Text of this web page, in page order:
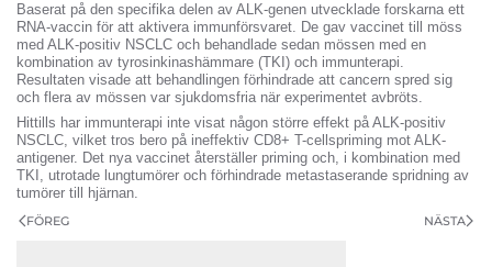
Baserat på den specifika delen av ALK-genen utvecklade forskarna ett
RNA-vaccin för att aktivera immunförsvaret. De gav vaccinet till möss
med ALK-positiv NSCLC och behandlade sedan mössen med en
kombination av tyrosinkinashämmare (TKI) och immunterapi.
Resultaten visade att behandlingen förhindrade att cancern spred sig
och flera av mössen var sjukdomsfria när experimentet avbröts.
Hittills har immunterapi inte visat någon större effekt på ALK-positiv
NSCLC, vilket tros bero på ineffektiv CD8+ T-cellspriming mot ALK-
antigener. Det nya vaccinet återställer priming och, i kombination med
TKI, utrotade lungtumörer och förhindrade metastaserande spridning av
tumörer till hjärnan.
FÖREG NÄSTA